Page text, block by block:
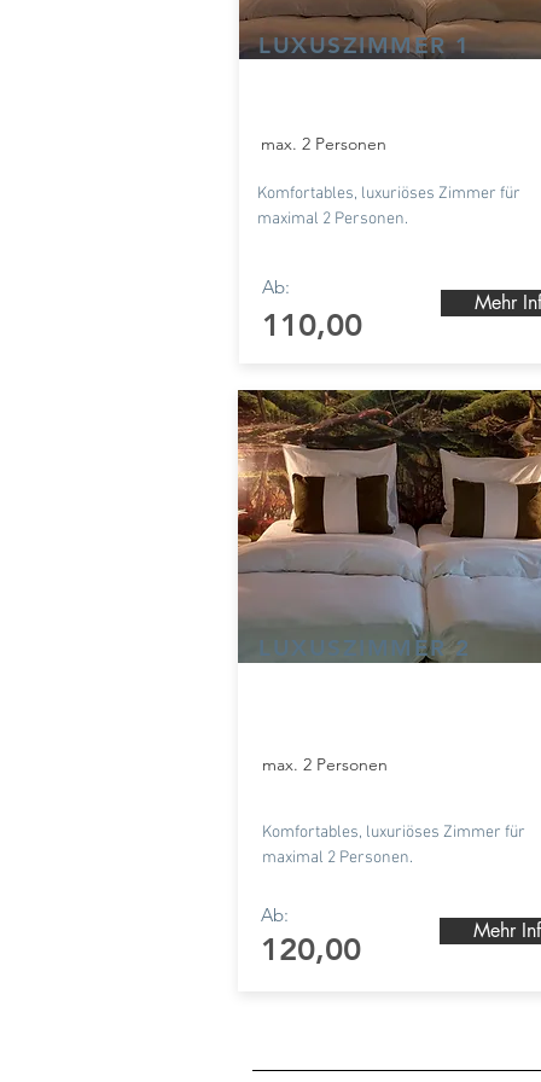
max. 2 Personen
LUXUSZIMMER 1
Komfortables, luxuriöses Zimmer für
maximal 2 Personen.
Ab:
110,00
Mehr
LUXUSZIMMER 2
max. 2 Personen
Komfortables, luxuriöses Zimmer für
maximal 2 Personen.
Ab:
120,00
Mehr